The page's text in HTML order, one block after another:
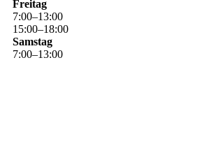
Freitag
7:00–13:00
15:00–18:00
Samstag
7:00–13:00